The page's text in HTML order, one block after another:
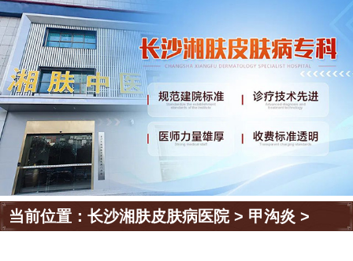
当前位置：长沙湘肤皮肤病医院> 甲沟炎 >